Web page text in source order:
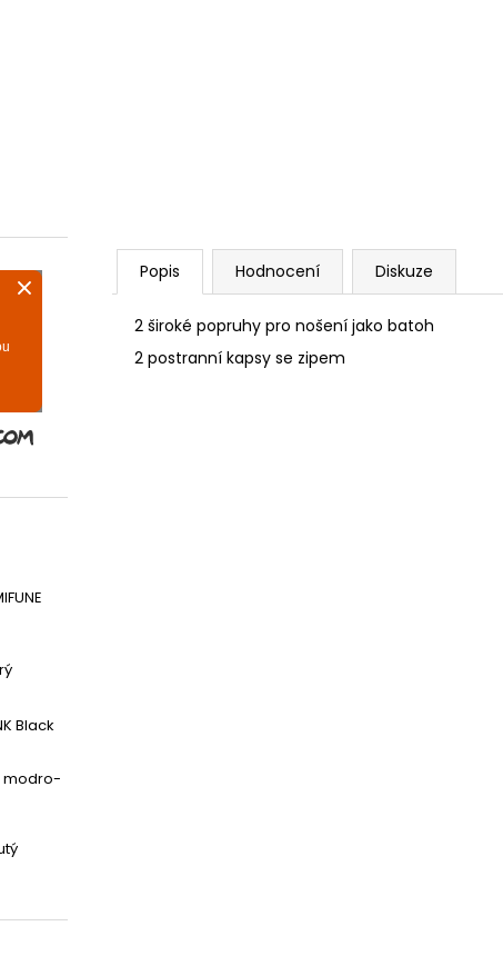
Black
modro-
Popis Hodnocení Diskuze
2 široké popruhy pro nošení jako batoh
2 postranní kapsy se zipem